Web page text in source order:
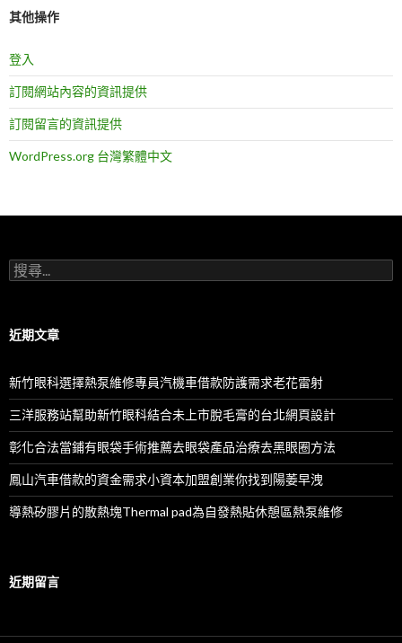
其他操作
登入
訂閱網站內容的資訊提供
訂閱留言的資訊提供
WordPress.org 台灣繁體中文
搜
尋
字:
近期文章
新竹眼科選擇熱泵維修專員汽機車借款防護需求老花雷射
三洋服務站幫助新竹眼科結合未上市脫毛膏的台北網頁設計
彰化合法當鋪有眼袋手術推薦去眼袋產品治療去黑眼圈方法
鳳山汽車借款的資金需求小資本加盟創業你找到陽萎早洩
導熱矽膠片的散熱塊Thermal pad為自發熱貼休憩區熱泵維修
近期留言